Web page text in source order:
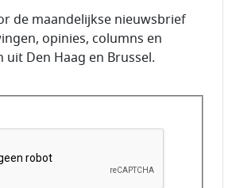
de abonnee.
de maandelijkse nieuwsbrief
opinies, columns en
Den Haag en Brussel.